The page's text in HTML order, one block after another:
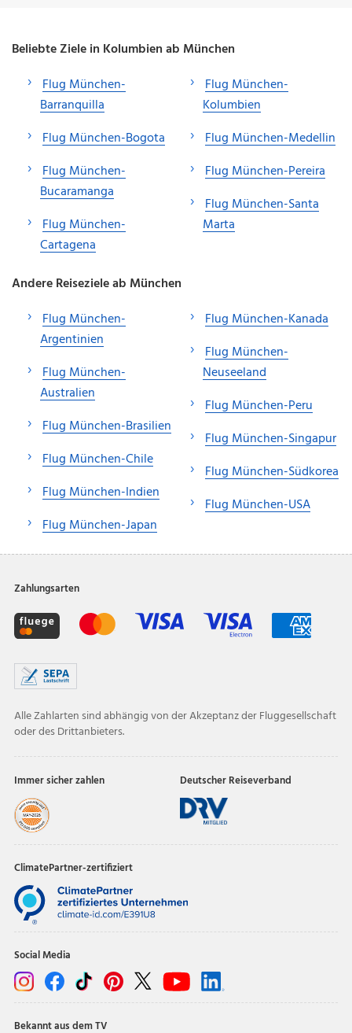
Beliebte Ziele in Kolumbien ab München
Flug München-
Barranquilla
Flug München-Bogota
Flug München-
Bucaramanga
Flug München-
Cartagena
Flug München-
Kolumbien
Flug München-Medellin
Flug München-Pereira
Flug München-Santa
Marta
Andere Reiseziele ab München
Flug München-
Argentinien
Flug München-
Australien
Flug München-Brasilien
Flug München-Chile
Flug München-Indien
Flug München-Japan
Flug München-Kanada
Flug München-
Neuseeland
Flug München-Peru
Flug München-Singapur
Flug München-Südkorea
Flug München-USA